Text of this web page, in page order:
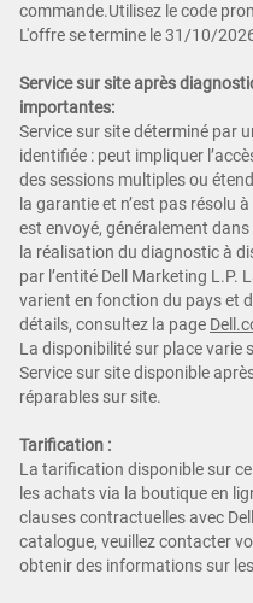
commande.Utilisez le code
L'offre se termine le 31/10/
Service sur site après
importantes:
Service sur site déterminé par
identifiée : peut impliquer
des sessions multiples ou
la garantie et n’est pas résolu
est envoyé, généralement
la réalisation du diagnostic à
par l’entité Dell Marketing L.P.
varient en fonction du pays et
détails, consultez la page
La disponibilité sur place varie
Service sur site disponible
réparables sur site.
Tarification :
La tarification disponible sur
les achats via la boutique en
clauses contractuelles avec
catalogue, veuillez contacter
obtenir des informations sur